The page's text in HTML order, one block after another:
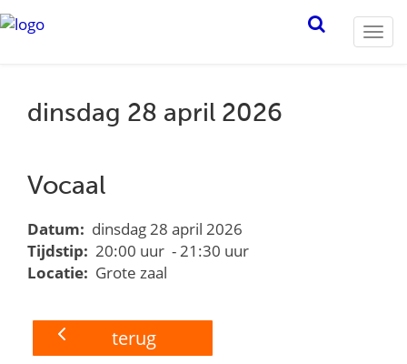
dinsdag 28 april 2026
Vocaal
Datum: dinsdag 28 april 2026
Tijdstip: 20:00 uur - 21:30 uur
Locatie: Grote zaal
terug